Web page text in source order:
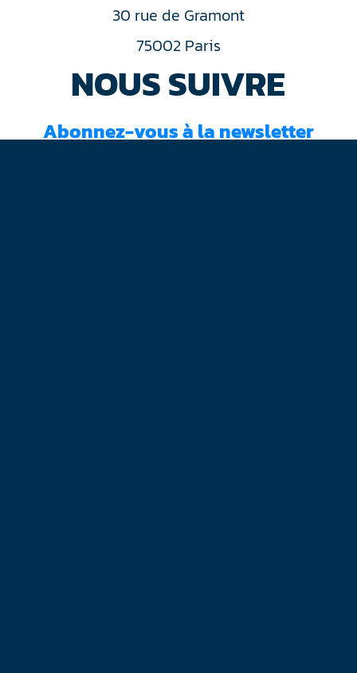
30 rue de Gramont
75002 Paris
NOUS SUIVRE
Abonnez-vous à la newsletter